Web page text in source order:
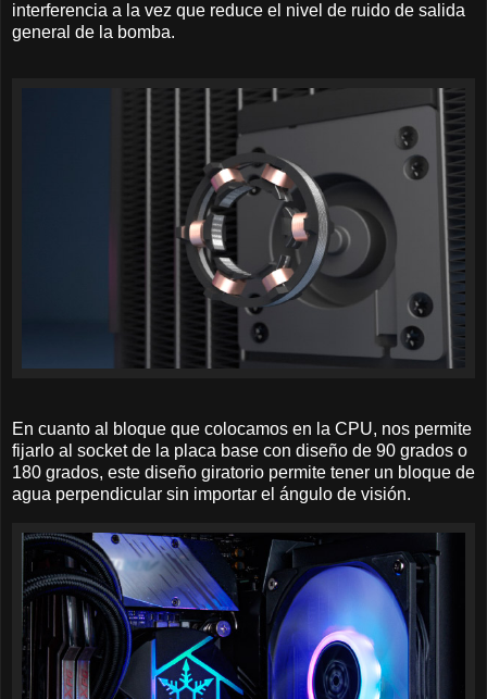
interferencia a la vez que reduce el nivel de ruido de salida
general de la bomba.
En cuanto al bloque que colocamos en la CPU, nos permite
fijarlo al socket de la placa base con diseño de 90 grados o
180 grados, este diseño giratorio permite tener un bloque de
agua perpendicular sin importar el ángulo de visión.